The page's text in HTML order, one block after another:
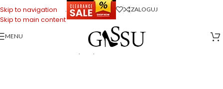
Skip to navigation
Skip to main content
. ZALOGUJ
MENU
Strona główna Sklep firmowy Gassu>Buty Damskie